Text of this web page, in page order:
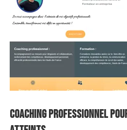
Coaching professionnel